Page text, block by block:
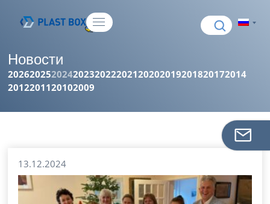
Новости
20262025202420232022202120202019201820172014
2012201120102009
13.12.2024